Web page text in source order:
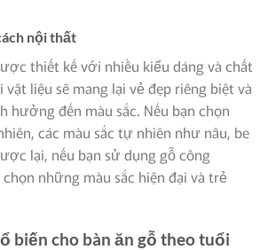
nội thất
thiết kế với nhiều kiểu dáng và chất
vật liệu sẽ mang lại vẻ đẹp riêng biệt và
hưởng đến màu sắc. Nếu bạn chọn
các màu sắc tự nhiên như nâu, be
lại, nếu bạn sử dụng gỗ công
những màu sắc hiện đại và trẻ
biến cho bàn ăn gỗ theo tuổi